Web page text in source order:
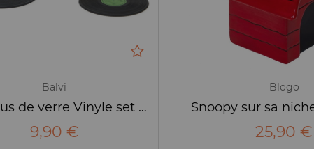
Balvi
Dessous de verre Vinyle set de 4 - The Coaster - Balvi
9,90 €
Blogo
25,90 €